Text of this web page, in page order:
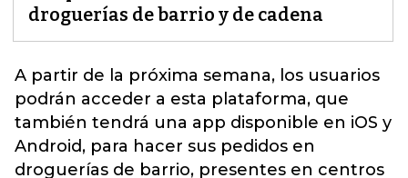
droguerías de barrio y de cadena
A partir de la próxima semana, los usuarios
podrán acceder a esta plataforma, que
también tendrá una app disponible en iOS y
Android, para hacer sus pedidos en
droguerías de barrio, presentes en centros